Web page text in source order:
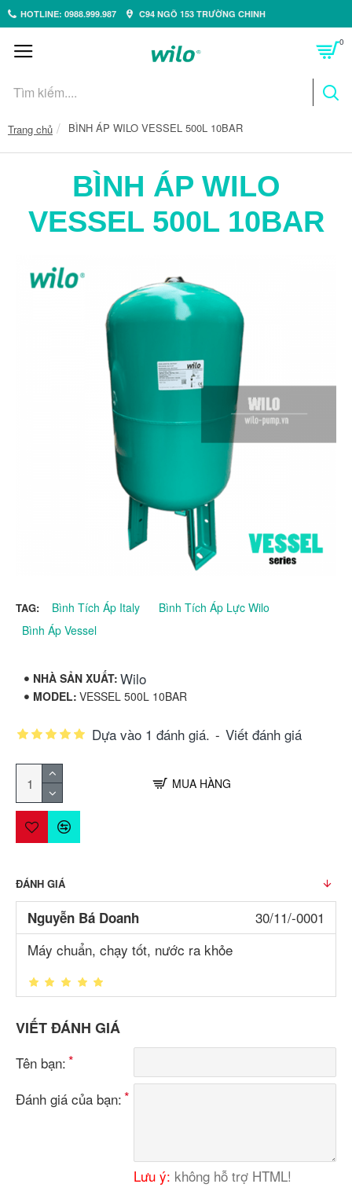
HOTLINE: 0988.999.987 C94 NGÕ 153 TRƯỜNG CHINH
0
Trang chủ BÌNH ÁP WILO VESSEL 500L 10BAR
BÌNH ÁP WILO
VESSEL 500L 10BAR
TAG: Bình Tích Áp Italy
Bình Tích Áp Lực Wilo
Bình Áp Vessel
NHÀ SẢN XUẤT: Wilo
MODEL: VESSEL 500L 10BAR
Dựa vào 1 đánh giá. - Viết đánh giá
MUA HÀNG
ĐÁNH GIÁ
Nguyễn Bá Doanh
30/11/-0001
Máy chuẩn, chạy tốt, nước ra khỏe
VIẾT ĐÁNH GIÁ
Tên bạn:
Đánh giá của bạn:
Lưu ý: không hỗ trợ HTML!